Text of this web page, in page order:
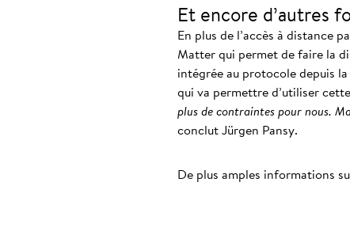
Et encore d’autres
En plus de l’accès à distance
Matter qui permet de faire la
intégrée au protocole depuis
qui va permettre d’utiliser
plus de contraintes pour nous.
conclut Jürgen Pansy.
De plus amples informations